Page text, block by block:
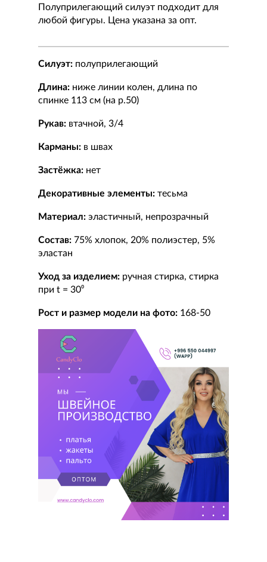
Полуприлегающий силуэт подходит для
любой фигуры. Цена указана за опт.
Силуэт: полуприлегающий
Длина: ниже линии колен, длина по
спинке 113 см (на р.50)
Рукав: втачной, 3/4
Карманы: в швах
Застёжка: нет
Декоративные элементы: тесьма
Материал: эластичный, непрозрачный
Состав: 75% хлопок, 20% полиэстер, 5%
эластан
Уход за изделием: ручная стирка, стирка
при t = 30⁰
Рост и размер модели на фото: 168-50